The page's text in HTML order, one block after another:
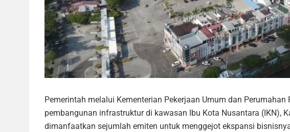
Pemerintah melalui Kementerian Pekerjaan Umum dan Perumahan
pembangunan infrastruktur di kawasan Ibu Kota Nusantara (IKN),
dimanfaatkan sejumlah emiten untuk menggejot ekspansi